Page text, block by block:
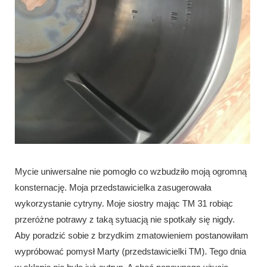
Mycie uniwersalne nie pomogło co wzbudziło moją ogromną
konsternację. Moja przedstawicielka zasugerowała
wykorzystanie cytryny. Moje siostry mając TM 31 robiąc
przeróżne potrawy z taką sytuacją nie spotkały się nigdy.
Aby poradzić sobie z brzydkim zmatowieniem postanowiłam
wypróbować pomysł Marty (przedstawicielki TM). Tego dnia